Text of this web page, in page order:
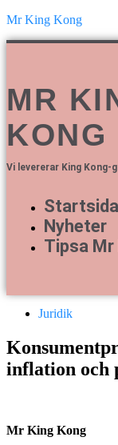
Mr King Kong
MR
KONG
Vi levererar King Kong-
Startsida
Nyheter
Tipsa Mr
Juridik
inflation och
Mr King Kong